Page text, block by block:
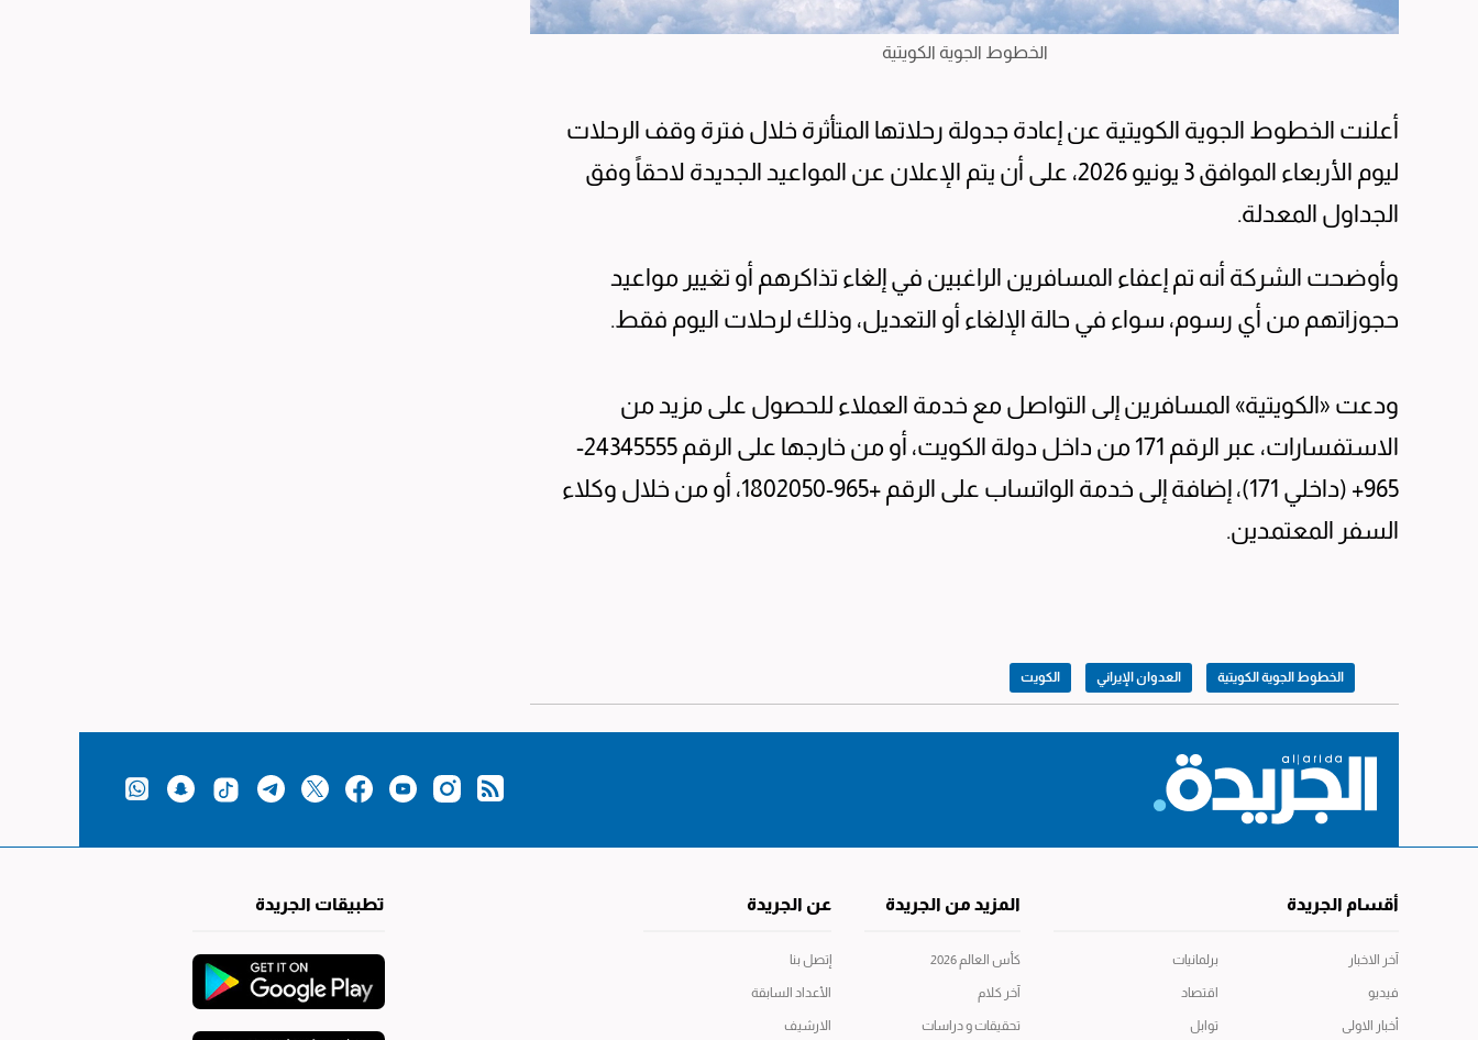
الخطوط الجوية الكويتية
أعلنت الخطوط الجوية الكويتية عن إعادة جدولة رحلاتها المتأثرة خلال فترة وقف الرحلات
ليوم الأربعاء الموافق 3 يونيو 2026، على أن يتم الإعلان عن المواعيد الجديدة لاحقاً وفق
الجداول المعدلة.
وأوضحت الشركة أنه تم إعفاء المسافرين الراغبين في إلغاء تذاكرهم أو تغيير مواعيد
حجوزاتهم من أي رسوم، سواء في حالة الإلغاء أو التعديل، وذلك لرحلات اليوم فقط.
ودعت «الكويتية» المسافرين إلى التواصل مع خدمة العملاء للحصول على مزيد من
الاستفسارات، عبر الرقم 171 من داخل دولة الكويت، أو من خارجها على الرقم 24345555-
965+ (داخلي 171)، إضافة إلى خدمة الواتساب على الرقم +965-1802050، أو من خلال وكلاء
السفر المعتمدين.
الخطوط الجوية الكويتية العدوان الإيراني الكويت
أقسام الجريدة
آخر الاخبار
فيديو
أخبار الاولى
برلمانيات
اقتصاد
توابل
المزيد من الجريدة
كأس العالم 2026
آخر كلام
تحقيقات و دراسات
عن الجريدة
إتصل بنا
الأعداد السابقة
الارشيف
تطبيقات الجريدة